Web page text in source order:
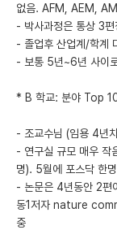
없음. AFM, AEM,
- 박사과정은 통상 3
- 졸업후 산업계/학계
- 보통 5년~6년 사이
* B 학교: 분야 Top
- 조교수님 (임용 4년
- 연구실 규모 매우 작
명). 5월에 포스닥 한
- 논문은 4년동안 2
동1저자 nature
중